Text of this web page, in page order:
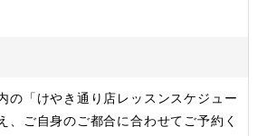
の「けやき通り店レッスンスケジュー
、ご自身のご都合に合わせてご予約く